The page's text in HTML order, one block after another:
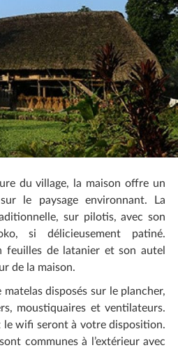
du village, la maison offre un
le paysage environnant. La
sur pilotis, avec son
si délicieusement patiné.
feuilles de latanier et son autel
de la maison.
matelas disposés sur le plancher,
moustiquaires et ventilateurs.
le wifi seront à votre disposition.
communes à l’extérieur avec